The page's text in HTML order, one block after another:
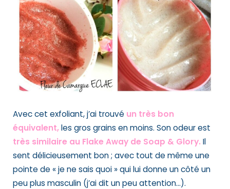
Avec cet exfoliant, j’ai trouvé un très bon
équivalent,les gros grains en moins. Son odeur est
très similaire au Flake Away de Soap & Glory. Il
sent délicieusement bon ; avec tout de même une
pointe de « je ne sais quoi » qui lui donne un côté un
peu plus masculin (j’ai dit un peu attention…).